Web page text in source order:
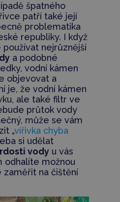
špatného
patří také její
problematika
republiky. I když
nejrůznější
a podobné
vodní kámen
objevovat a
je, že vodní kámen
ale také filtr ve
průtok vody
může se vám
„vířivka chyba
si udělat
vodyu vás
odhalíte možnou
zaměřit na čištění